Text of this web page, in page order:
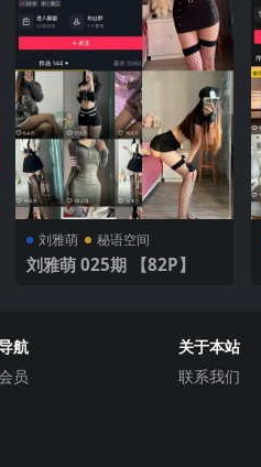
刘雅萌 秘语空间
刘雅萌 025期 【82P】
航
员
关于本站
联系我们